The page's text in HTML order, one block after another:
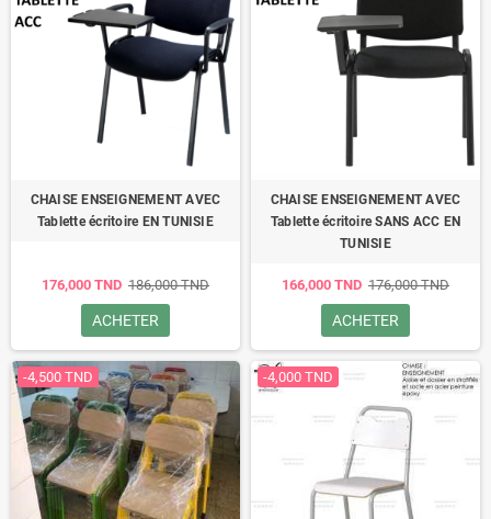
CHAISE ENSEIGNEMENT AVEC
Tablette écritoire EN TUNISIE
176,000 TND 186,000 TND
ACHETER
CHAISE ENSEIGNEMENT AVEC
Tablette écritoire SANS ACC EN
TUNISIE
166,000 TND 176,000 TND
ACHETER
-4,500 TND -4,000 TND